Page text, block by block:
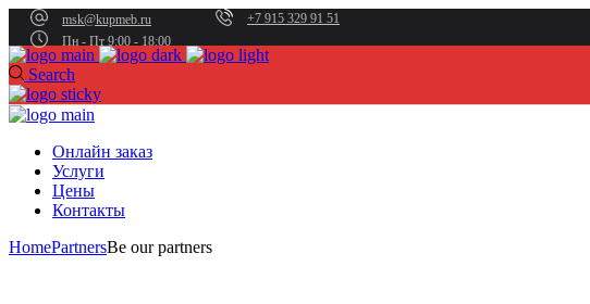
msk@kupmeb.ru
+7 915 329 91 51
Пн - Пт 9:00 - 18:00
Search
Онлайн заказ
Услуги
Цены
Контакты
HomePartnersBe our partners